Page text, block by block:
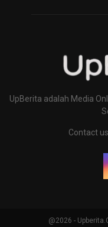
UpBerita adalah Media
Contact
@2026 -